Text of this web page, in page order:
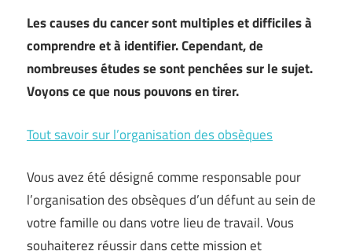
Les causes du cancer sont multiples et difficiles à
comprendre et à identifier. Cependant, de
nombreuses études se sont penchées sur le sujet.
Voyons ce que nous pouvons en tirer.
Tout savoir sur l’organisation des obsèques
Vous avez été désigné comme responsable pour
l’organisation des obsèques d’un défunt au sein de
votre famille ou dans votre lieu de travail. Vous
souhaiterez réussir dans cette mission et